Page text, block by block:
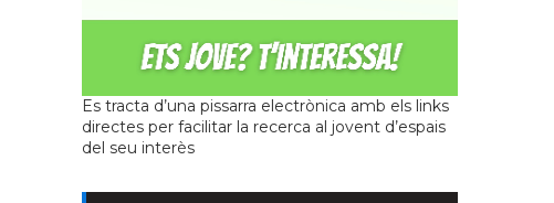
Es tracta d’una pissarra electrònica amb els links
directes per facilitar la recerca al jovent d’espais
del seu interès